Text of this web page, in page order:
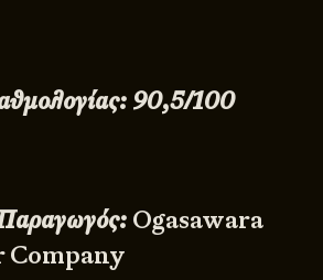
90,5/100
Ogasawara
Company